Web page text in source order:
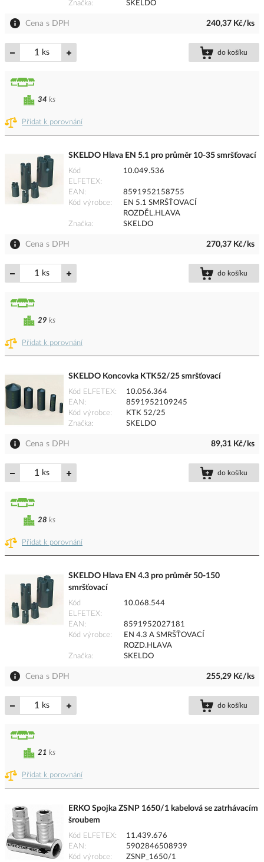
Značka SKELDO
Cena s DPH 240,37 Kč/ks
ks do košíku
Přidat k porovnání
34 ks
SKELDO Hlava EN 5.1 pro průměr 10-35 smršťovací
Kód
ELFETEX
10.049.536
EAN
8591952158755
Kód výrobce
EN 5.1 SMRŠŤOVACÍ
ROZDĚL.HLAVA
Značka
SKELDO
Cena s DPH 270,37 Kč/ks
ks do košíku
Přidat k porovnání
29 ks
SKELDO Koncovka KTK52/25 smršťovací
Kód ELFETEX
10.056.364
EAN
8591952109245
Kód výrobce
KTK 52/25
Značka
SKELDO
Cena s DPH 89,31 Kč/ks
ks do košíku
Přidat k porovnání
28 ks
SKELDO Hlava EN 4.3 pro průměr 50-150
smršťovací
Kód
ELFETEX
10.068.544
EAN
8591952027181
Kód výrobce
EN 4.3 A SMRŠŤOVACÍ
ROZD.HLAVA
Značka
SKELDO
Cena s DPH 255,29 Kč/ks
ks do košíku
Přidat k porovnání
21 ks
ERKO Spojka ZSNP 1650/1 kabelová se zatrhávacím
šroubem
Kód ELFETEX
11.439.676
EAN
5902846508939
Kód výrobce
ZSNP_1650/1